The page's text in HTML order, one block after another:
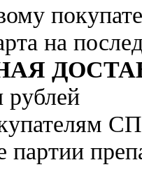
на
рублей
партии